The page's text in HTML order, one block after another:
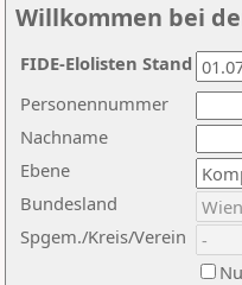
Willkommen bei
Nachname
Ebene
Personennummer
Bundesland
Spgem./Kreis/Verein
FIDE-Elolisten Stand